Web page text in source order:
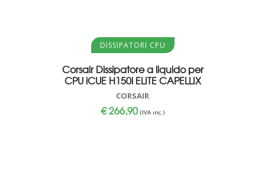
Aggiungi al carrello
DISSIPATORI CPU
Corsair Dissipatore a liquido per
CPU iCUE H150i ELITE CAPELLIX
CORSAIR
€266,90 (IVA inc.)